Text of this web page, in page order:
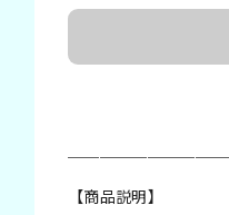
【商品説明】